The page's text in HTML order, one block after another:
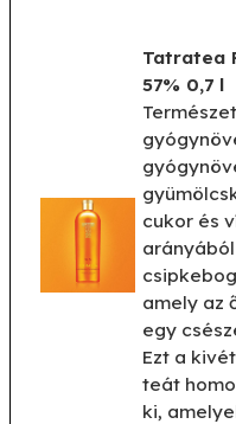
Tatratea
57% 0,7 l
cukor és
amely az
egy
Ezt a
teát
ki,